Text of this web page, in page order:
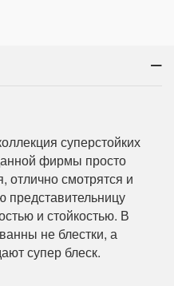
суперстойких
фирмы просто
отлично смотрятся и
представительницу
и стойкостью. В
не блестки, а
супер блеск.